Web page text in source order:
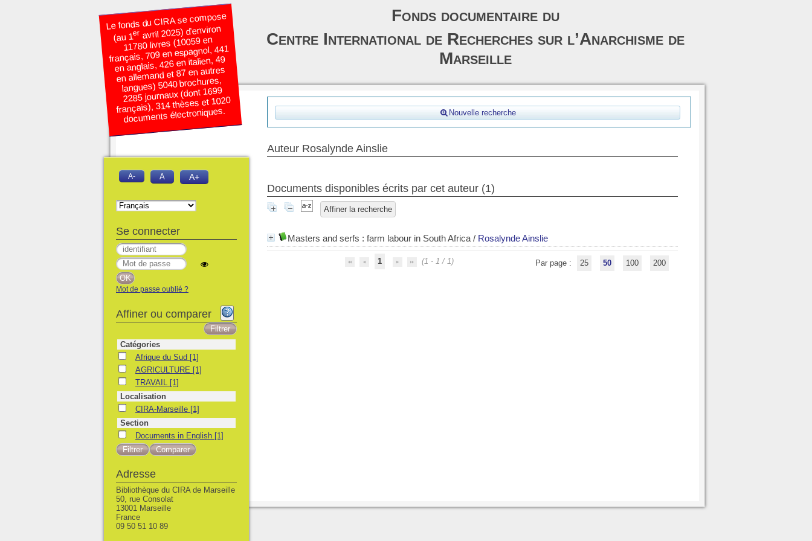
Nouvelle recherche
Auteur Rosalynde Ainslie
Documents disponibles écrits par cet auteur (1)
Affiner la recherche
Masters and serfs : farm labour in South Africa / Rosalynde Ainslie
1 (1 - 1 / 1) Par page : 25 50 100 200
Le fonds du CIRA se compose
(au 1eravril 2025) d’environ
11780 livres (10059 en
français, 709 en espagnol, 441
en anglais, 426 en italien, 49
en allemand et 87 en autres
langues) 5040 brochures,
2285 journaux (dont 1699
français), 314 thèses et 1020
documents électroniques.
Fonds documentaire du
Centre International de Recherches sur l’Anarchisme de
Marseille
A- A A+
Se connecter
Mot de passe oublié ?
Affiner ou comparer
Catégories
Afrique du Sud
Afrique du Sud [1]
AGRICULTURE
AGRICULTURE [1]
TRAVAILTRAVAIL [1]
Localisation
CIRA-Marseille
CIRA-Marseille [1]
Section
Documents in English
Documents in English [1]
Adresse
Bibliothèque du CIRA de Marseille
50, rue Consolat
13001 Marseille
France
09 50 51 10 89